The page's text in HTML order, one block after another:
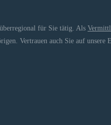
für Sie tätig. Als
Vertrauen auch Sie auf unsere